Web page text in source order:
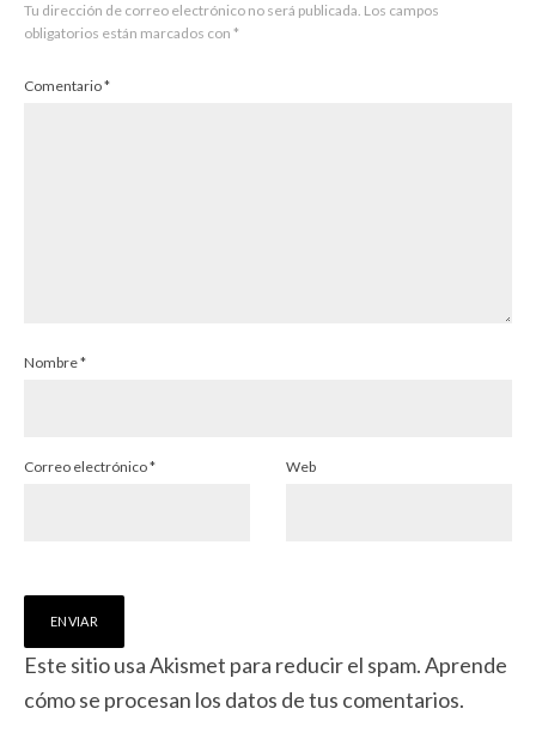
Tu dirección de correo electrónico no será publicada. Los campos
obligatorios están marcados con *
Comentario*
Nombre*
Correo electrónico* Web
Este sitio usa Akismet para reducir el spam.Aprende
cómo se procesan los datos de tus comentarios.